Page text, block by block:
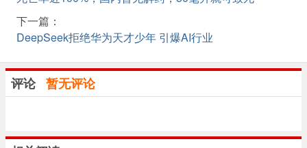
下一篇：
DeepSeek拒绝华为天才少年 引爆AI行业
评论 暂无评论